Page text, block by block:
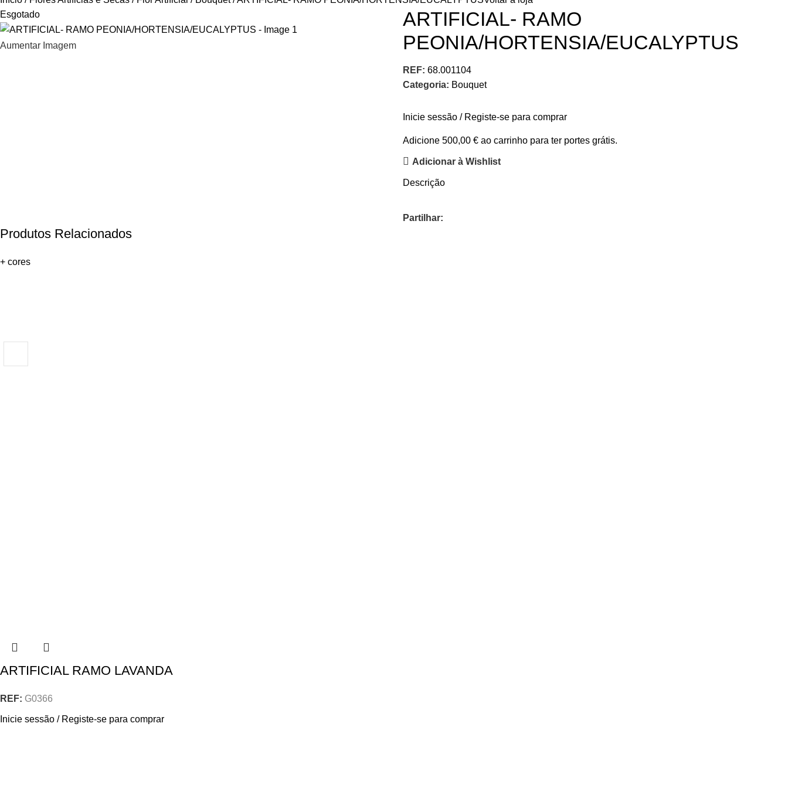
Esgotado
Aumentar Imagem
ARTIFICIAL- RAMO
PEONIA/HORTENSIA/EUCALYPTUS
REF: 68.001104
Categoria: Bouquet
Inicie sessão / Registe-se para comprar
Adicione 500,00 € ao carrinho para ter portes grátis.
Adicionar à Wishlist
Descrição
Partilhar:
Produtos Relacionados
+ cores
ARTIFICIAL RAMO LAVANDA
REF: G0366
Inicie sessão / Registe-se para comprar